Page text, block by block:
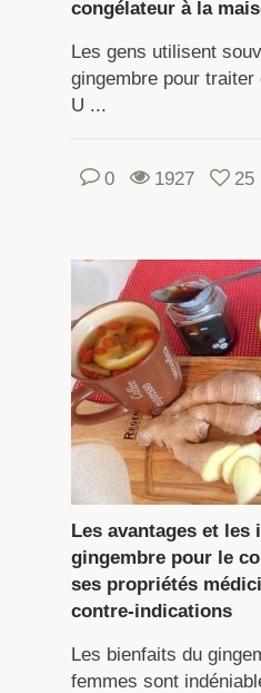
congélateur à la
Les gens utilisent
gingembre pour
U ...
0 1927 25
Les avantages et les
gingembre pour le
ses propriétés
contre-indications
Les bienfaits du
femmes sont